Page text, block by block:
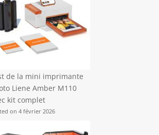
de la mini imprimante
Liene Amber M110
kit complet
on 4 février 2026